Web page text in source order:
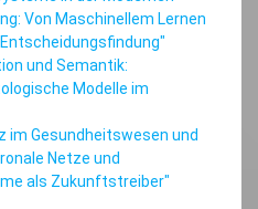
Von Maschinellem Lernen
und Semantik:
Modelle im
im Gesundheitswesen und
Netze und
als Zukunftstreiber"